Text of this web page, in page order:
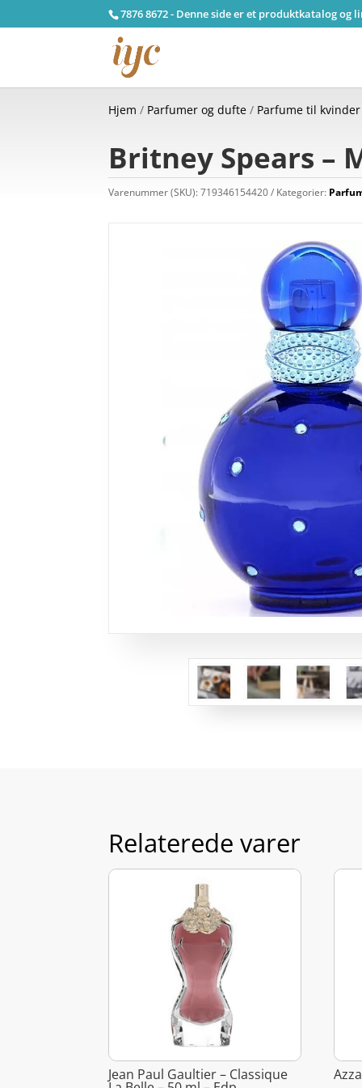
7876 8672 - Denne side er et produktkatalog
Hjem / Parfumer og dufte / Parfume til kvinder
Britney Spears –
Varenummer (SKU):719346154420 Kategorier:
Relaterede varer
Jean Paul Gaultier – Classique